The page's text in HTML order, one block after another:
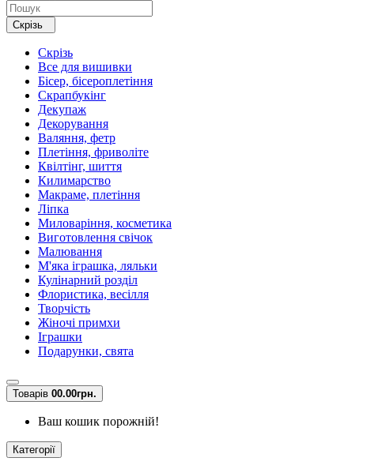
Скрізь
Скрізь
Все для вишивки
Бісер, бісероплетіння
Скрапбукінг
Декупаж
Декорування
Валяння, фетр
Плетіння, фриволіте
Квілтінг, шиття
Килимарство
Макраме, плетіння
Ліпка
Миловаріння, косметика
Виготовлення свічок
Малювання
М'яка іграшка, ляльки
Кулінарний розділ
Флористика, весілля
Творчість
Жіночі примхи
Іграшки
Подарунки, свята
Товарів 00.00грн.
Ваш кошик порожній!
Категорії